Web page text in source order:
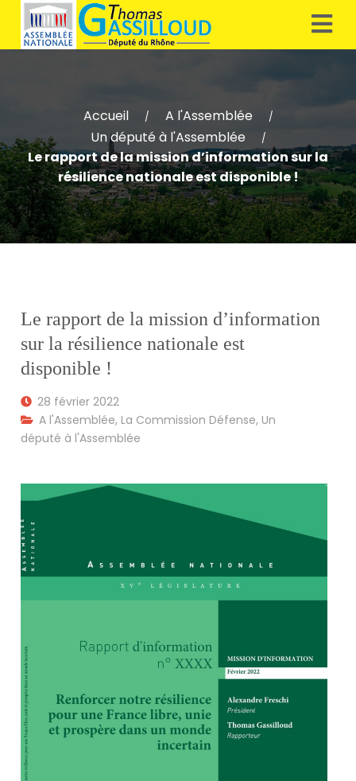
Accueil / A l'Assemblée /
Un député à l'Assemblée /
Le rapport de la mission d’information sur la
résilience nationale est disponible !
Le rapport de la mission d’information
sur la résilience nationale est
disponible !
28 février 2022
A l'Assemblée,La Commission Défense,Un
député à l'Assemblée